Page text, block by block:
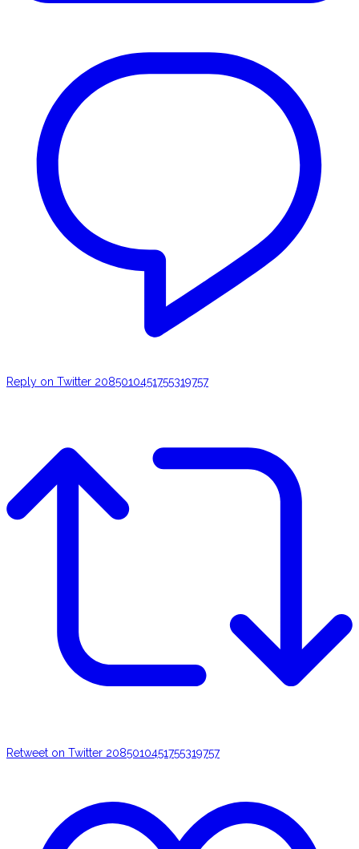
Reply on Twitter 2085010451755319757
Retweet on Twitter 2085010451755319757